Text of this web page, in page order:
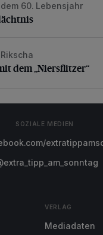
60. Lebensjahr
dem „Niersflitzer“
dem „Niersflitzer“
SOZIALE MEDIEN
VERLAG
Mediadaten